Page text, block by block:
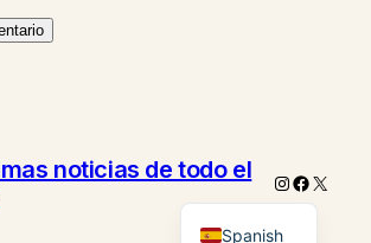
noticias de todo el
Instagram
X
Spanish